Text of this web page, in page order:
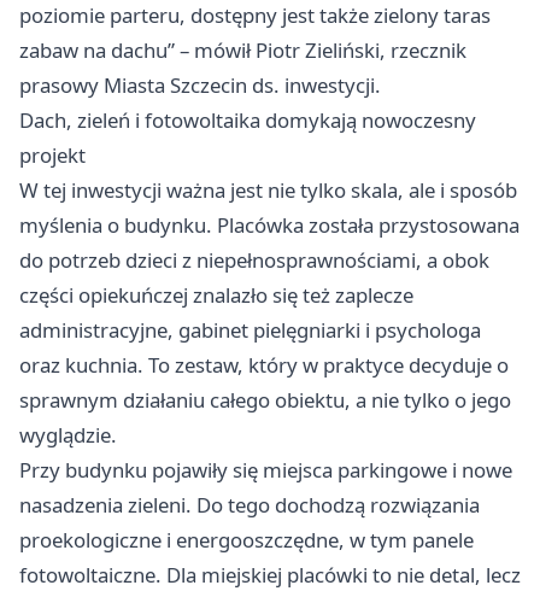
poziomie parteru, dostępny jest także zielony taras
zabaw na dachu” – mówił Piotr Zieliński, rzecznik
prasowy Miasta Szczecin ds. inwestycji.
Dach, zieleń i fotowoltaika domykają nowoczesny
projekt
W tej inwestycji ważna jest nie tylko skala, ale i sposób
myślenia o budynku. Placówka została przystosowana
do potrzeb dzieci z niepełnosprawnościami, a obok
części opiekuńczej znalazło się też zaplecze
administracyjne, gabinet pielęgniarki i psychologa
oraz kuchnia. To zestaw, który w praktyce decyduje o
sprawnym działaniu całego obiektu, a nie tylko o jego
wyglądzie.
Przy budynku pojawiły się miejsca parkingowe i nowe
nasadzenia zieleni. Do tego dochodzą rozwiązania
proekologiczne i energooszczędne, w tym panele
fotowoltaiczne. Dla miejskiej placówki to nie detal, lecz